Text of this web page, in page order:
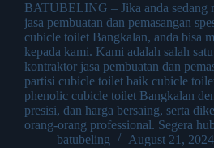
BATUBELING – Jika anda sedang
jasa pembuatan dan pemasangan
cubicle toilet Bangkalan, anda bisa
kepada kami. Kami adalah salah
kontraktor jasa pembuatan dan
partisi cubicle toilet baik cubicle
phenolic cubicle toilet Bangkalan
presisi, dan harga bersaing, serta
orang-orang professional. Segera
batubeling
August 21, 2024